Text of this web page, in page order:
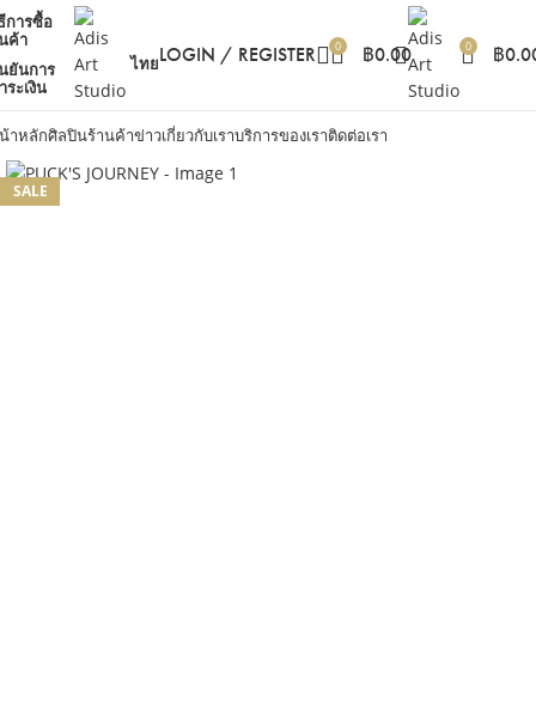
การซื้อ
ค้า
ยันการ
ระเงิน
ไทยLOGIN / REGISTER 0 ฿0.00 0 ฿
าหลักศิลปินร้านค้าข่าวเกี่ยวกับเราบริการของเราติดต่อเรา
SALE